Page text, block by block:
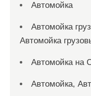
Автомойка
Автомойка
Автомойка
Автомойка на
Автомойка,